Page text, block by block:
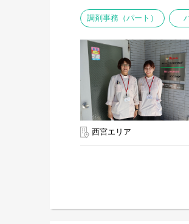
調剤事務（パート）
西宮エリア